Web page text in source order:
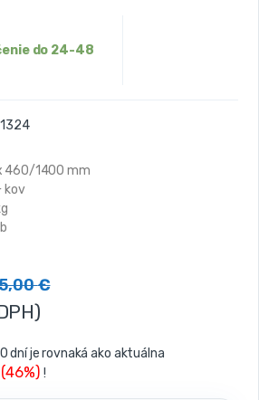
do 24-48
460/1400 mm
kov
€
dní je rovnaká ako aktuálna
!